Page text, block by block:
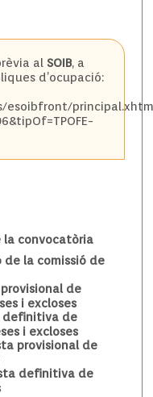
alSOIB, a
d’ocupació:
esoibfront/
la convocatòria
de la comissió de
de
i excloses
definitiva de
i excloses
provisional de
definitiva de